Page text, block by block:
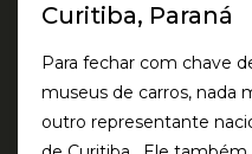
Curitiba, Paraná
Para fechar com chave
museus de carros, nada
outro representante